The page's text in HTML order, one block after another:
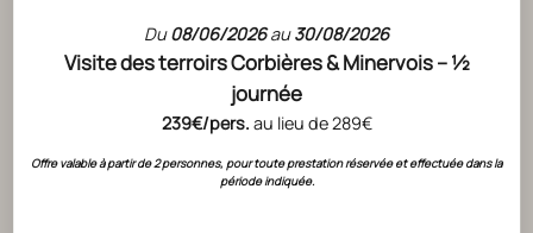
Du08/06/2026au30/08/2026
Visite des terroirs Corbières & Minervois – ½
journée
239€/pers. au lieu de 289€
Offre valable à partir de 2 personnes, pour toute prestation réservée et effectuée dans la
période indiquée.
CLOS